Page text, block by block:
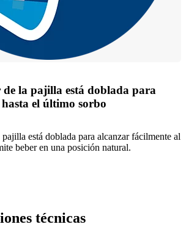
la pajilla está doblada para
el último sorbo
está doblada para alcanzar fácilmente al
beber en una posición natural.
técnicas